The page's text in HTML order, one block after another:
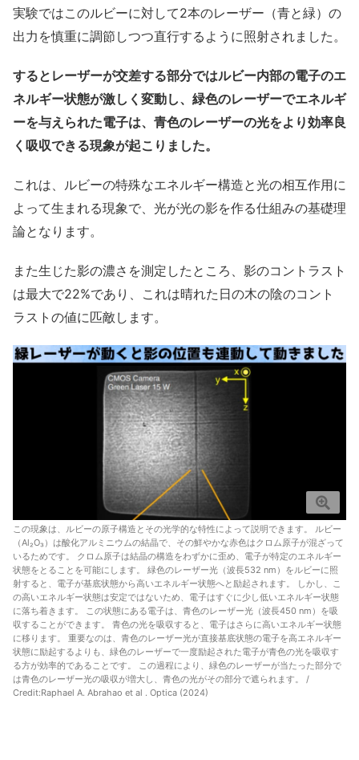
実験ではこのルビーに対して2本のレーザー（青と緑）の
出力を慎重に調節しつつ直行するように照射されました。
するとレーザーが交差する部分ではルビー内部の電子のエ
ネルギー状態が激しく変動し、緑色のレーザーでエネルギ
ーを与えられた電子は、青色のレーザーの光をより効率良
く吸収できる現象が起こりました。
これは、ルビーの特殊なエネルギー構造と光の相互作用に
よって生まれる現象で、光が光の影を作る仕組みの基礎理
論となります。
また生じた影の濃さを測定したところ、影のコントラスト
は最大で22%であり、これは晴れた日の木の陰のコント
ラストの値に匹敵します。
この現象は、ルビーの原子構造とその光学的な特性によって説明できます。 ルビー
（Al₂O₃）は酸化アルミニウムの結晶で、その鮮やかな赤色はクロム原子が混ざって
いるためです。 クロム原子は結晶の構造をわずかに歪め、電子が特定のエネルギー
状態をとることを可能にします。 緑色のレーザー光（波長532 nm）をルビーに照
射すると、電子が基底状態から高いエネルギー状態へと励起されます。 しかし、こ
の高いエネルギー状態は安定ではないため、電子はすぐに少し低いエネルギー状態
に落ち着きます。 この状態にある電子は、青色のレーザー光（波長450 nm）を吸
収することができます。 青色の光を吸収すると、電子はさらに高いエネルギー状態
に移ります。 重要なのは、青色のレーザー光が直接基底状態の電子を高エネルギー
状態に励起するよりも、緑色のレーザーで一度励起された電子が青色の光を吸収す
る方が効率的であることです。 この過程により、緑色のレーザーが当たった部分で
は青色のレーザー光の吸収が増大し、青色の光がその部分で遮られます。 /
Credit:Raphael A. Abrahao et al . Optica (2024)